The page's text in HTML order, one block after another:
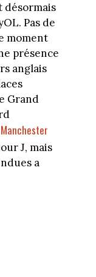
désormais
Pas de
moment
présence
anglais
Grand
Manchester
J, mais
a